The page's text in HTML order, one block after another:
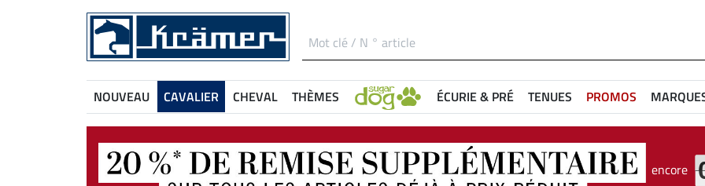
NOUVEAU CAVALIER CHEVAL THÈMES ÉCURIE & PRÉ TENUES PROMOS
encore